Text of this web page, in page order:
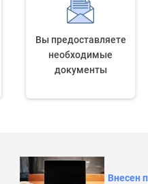
Вы предоставляете
необходимые
документы
Внесен